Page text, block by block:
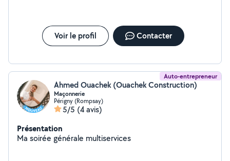
PEUX PAS VOUS RÉPONDRE
Voir le profil Contacter
Auto-entrepreneur
Ahmed Ouachek (Ouachek Construction)
Maçonnerie
Périgny (Rompsay)
5/5 (4 avis)
Présentation
Ma soirée générale multiservices